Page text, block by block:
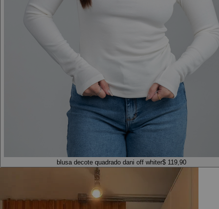
blusa decote quadrado dani off whiter$ 119,90